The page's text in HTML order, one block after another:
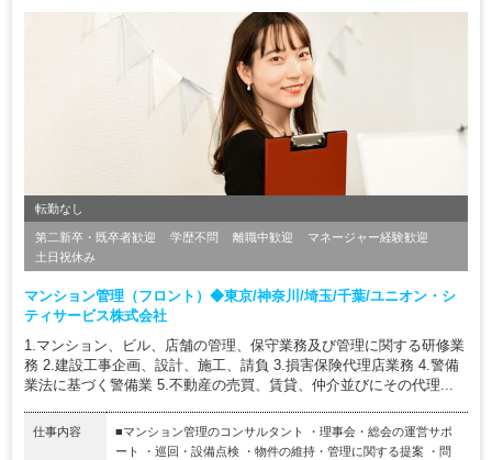
転勤なし
第二新卒・既卒者歓迎 学歴不問 離職中歓迎
マネージャー経験歓迎
土日祝休み
マンション管理（フロント）◆東京/神奈川/埼玉/千葉/ユニオン・シ
ティサービス株式会社
1.マンション、ビル、店舗の管理、保守業務及び管理に関する研修業
務 2.建設工事企画、設計、施工、請負 3.損害保険代理店業務 4.警備
業法に基づく警備業 5.不動産の売買、賃貸、仲介並びにその代理...
仕事内容
■マンション管理のコンサルタント ・理事会・総会の運営サポ
ート ・巡回・設備点検 ・物件の維持・管理に関する提案 ・問